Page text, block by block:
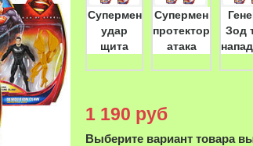
Супермен
удар
щита
Супермен
протектор
атака
Зод
1 190 руб
Выберите вариант товара